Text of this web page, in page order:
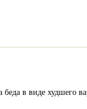
в виде худшего